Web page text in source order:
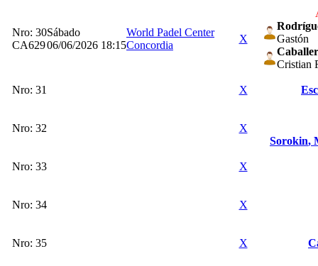
Nro: 30
CA629
Sábado
06/06/2026 18:15
World Padel Center
Concordia
X
Gastón
Cristian
Nro: 31 X
Nro: 32
X
Sorokin,
Nro: 33 X
Nro: 34 X
Nro: 35 X